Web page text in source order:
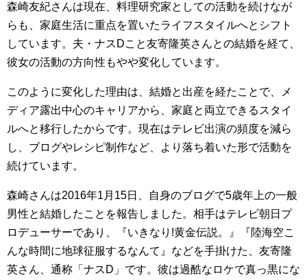
森崎友紀さんは現在、料理研究家としての活動を続けなが
らも、家庭生活に重点を置いたライフスタイルへとシフト
しています。夫・ナスDこと友寄隆英さんとの結婚を経て、
彼女の活動の方向性もやや変化しています。
このように変化した理由は、結婚と出産を経たことで、メ
ディア露出中心のキャリアから、家庭と両立できるスタイ
ルへと移行したからです。現在はテレビ出演の頻度を減ら
し、ブログやレシピ制作など、より落ち着いた形で活動を
続けています。
森崎さんは2016年1月15日、自身のブログで5歳年上の一般
男性と結婚したことを報告しました。相手はテレビ朝日プ
ロデューサーであり、『いきなり!黄金伝説。』『陸海空こ
んな時間に地球征服するなんて』などを手掛けた、友寄隆
英さん、通称「ナスD」です。彼は過酷なロケで真っ黒にな